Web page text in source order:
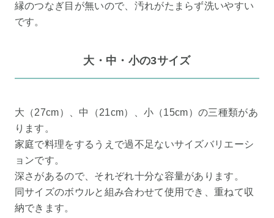
縁のつなぎ目が無いので、汚れがたまらず洗いやすい
です。
大・中・小の3サイズ
大（27cm）、中（21cm）、小（15cm）の三種類があ
ります。
家庭で料理をするうえで過不足ないサイズバリエーシ
ョンです。
深さがあるので、それぞれ十分な容量があります。
同サイズのボウルと組み合わせて使用でき、重ねて収
納できます。